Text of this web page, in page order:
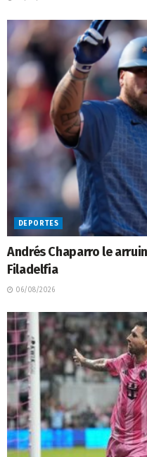
DEPORTES
Andrés Chaparro le
Filadelfia
06/08/2026